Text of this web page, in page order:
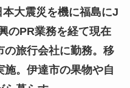
本大震災を機に福島にJ
のPR業務を経て現在
の旅行会社に勤務。移
。伊達市の果物や自